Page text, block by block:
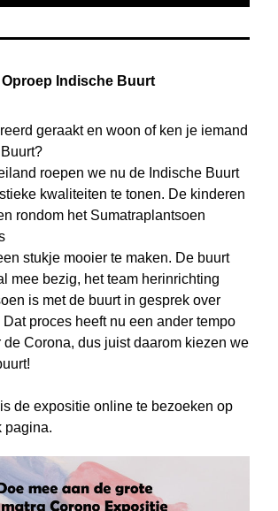
Oproep Indische Buurt
geraakt en woon of ken je iemand
roepen we nu de Indische Buurt
kwaliteiten te tonen. De kinderen
rondom het Sumatraplantsoen
stukje mooier te maken. De buurt
mee bezig, het team herinrichting
is met de buurt in gesprek over
proces heeft nu een ander tempo
de Corona, dus juist daarom kiezen we
de expositie online te bezoeken op
pagina.